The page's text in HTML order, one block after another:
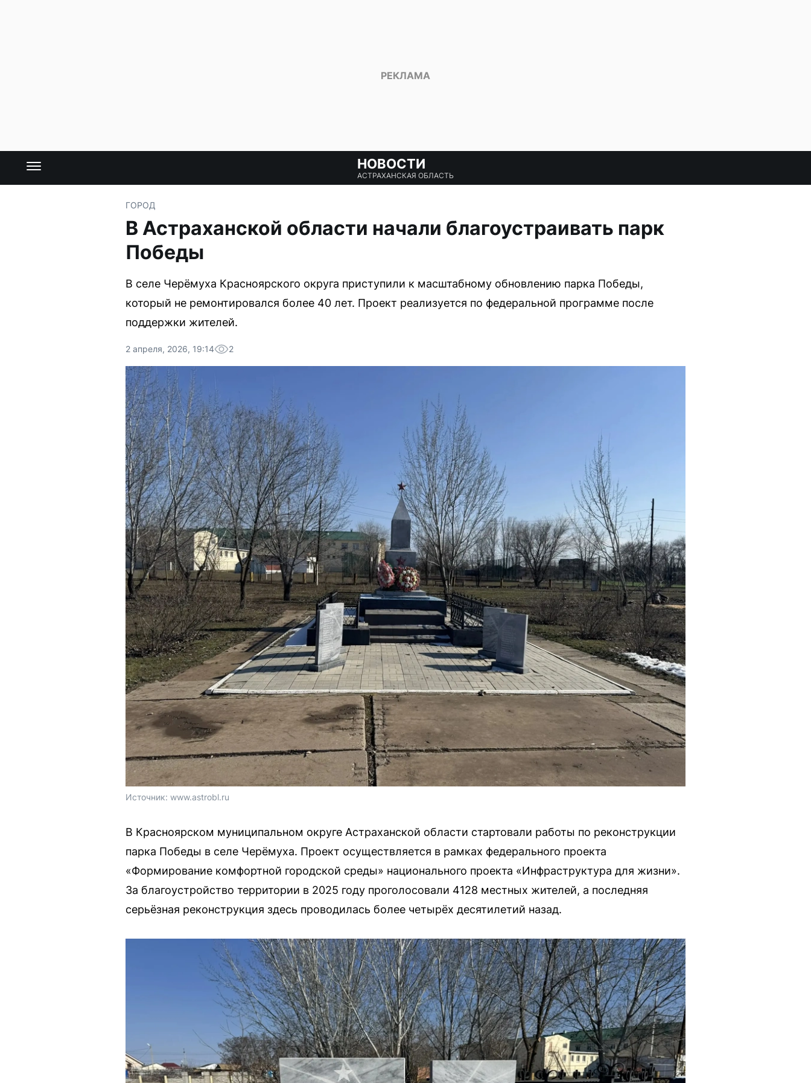
НОВОСТИ
АСТРАХАНСКАЯ ОБЛАСТЬ
ГОРОД
В Астраханской области начали благоустраивать парк
Победы
В селе Черёмуха Красноярского округа приступили к масштабному обновлению парка Победы,
который не ремонтировался более 40 лет. Проект реализуется по федеральной программе после
поддержки жителей.
2 апреля, 2026, 19:14 2
Источник: www.astrobl.ru
В Красноярском муниципальном округе Астраханской области стартовали работы по реконструкции
парка Победы в селе Черёмуха. Проект осуществляется в рамках федерального проекта
«Формирование комфортной городской среды» национального проекта «Инфраструктура для жизни».
За благоустройство территории в 2025 году проголосовали 4128 местных жителей, а последняя
серьёзная реконструкция здесь проводилась более четырёх десятилетий назад.